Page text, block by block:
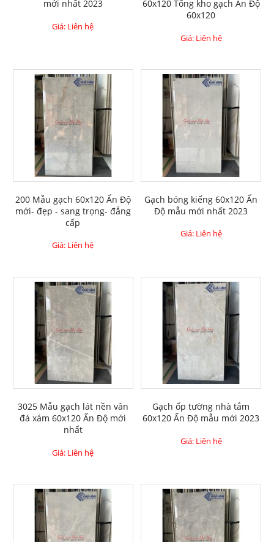
mới nhất 2023
Giá: Liên hệ
60x120 Tổng kho gạch Ấn Độ
60x120
Giá: Liên hệ
200 Mẫu gạch 60x120 Ấn Độ
mới- đẹp - sang trọng- đẳng
cấp
Giá: Liên hệ
Gạch bóng kiếng 60x120 Ấn
Độ mẫu mới nhất 2023
Giá: Liên hệ
3025 Mẫu gạch lát nền vân
đá xám 60x120 Ấn Độ mới
nhất
Giá: Liên hệ
Gạch ốp tường nhà tắm
60x120 Ấn Độ mẫu mới 2023
Giá: Liên hệ